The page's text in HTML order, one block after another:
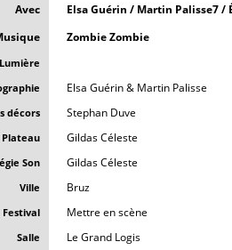
Avec
Elsa Guérin / Martin Palisse7 /
Zombie Zombie
Elsa Guérin & Martin Palisse
décors Stephan Duve
Plateau Gildas Céleste
Son Gildas Céleste
Ville Bruz
Festival Mettre en scène
Salle Le Grand Logis